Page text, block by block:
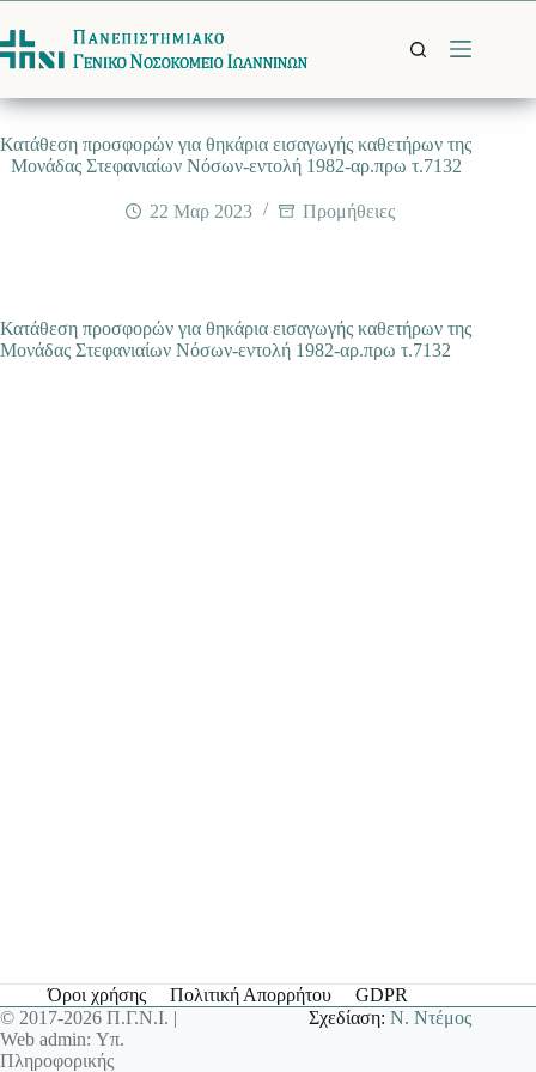
στο
περιεχόμενο
Κατάθεση προσφορών για θηκάρια εισαγωγής καθετήρων της
Μονάδας Στεφανιαίων Νόσων-εντολή 1982-αρ.πρω τ.7132
22 Μαρ 2023 Προμήθειες
Κατάθεση προσφορών για θηκάρια εισαγωγής καθετήρων της
Μονάδας Στεφανιαίων Νόσων-εντολή 1982-αρ.πρω τ.7132
Όροι χρήσης Πολιτική Απορρήτου
GDPR
© 2017-2026 Π.Γ.Ν.Ι. |
Web admin: Υπ.
Πληροφορικής
Σχεδίαση:Ν. Ντέμος